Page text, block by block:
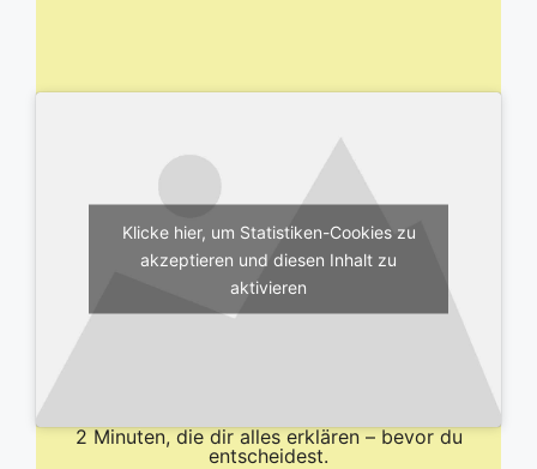
Klicke hier, um Statistiken-Cookies zu
akzeptieren und diesen Inhalt zu
aktivieren
2 Minuten, die dir alles erklären – bevor du
entscheidest.